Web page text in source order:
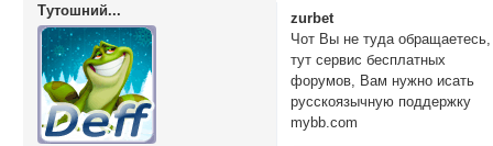
Тутошний...
zurbet
Чот Вы не туда обращаетесь,
тут сервис бесплатных
форумов, Вам нужно исать
русскоязычную поддержку
mybb.com